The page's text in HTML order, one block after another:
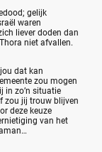
gelijk
waren
liever doden dan
niet afvallen.
dat kan
zou mogen
in zo’n situatie
zou jij trouw blijven
deze keuze
van het